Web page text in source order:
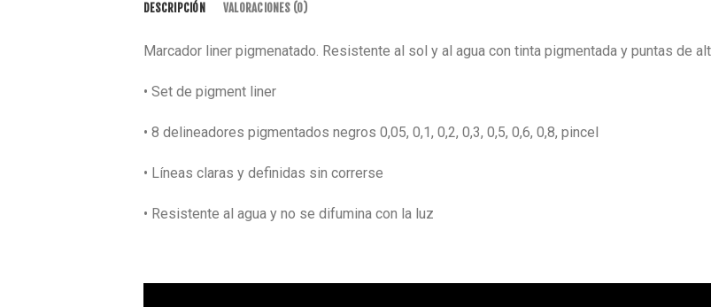
DESCRIPCIÓN VALORACIONES (0)
Marcador liner pigmenatado. Resistente al sol y al agua con tinta pigmentada y puntas de
• Set de pigment liner
• 8 delineadores pigmentados negros 0,05, 0,1, 0,2, 0,3, 0,5, 0,6, 0,8, pincel
• Líneas claras y definidas sin correrse
• Resistente al agua y no se difumina con la luz